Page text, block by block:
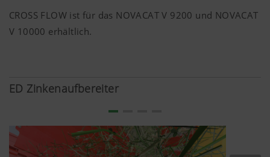
CROSS FLOW ist für das NOVACAT V 9200 und NOVACAT
V 10000 erhältlich.
ED Zinkenaufbereiter